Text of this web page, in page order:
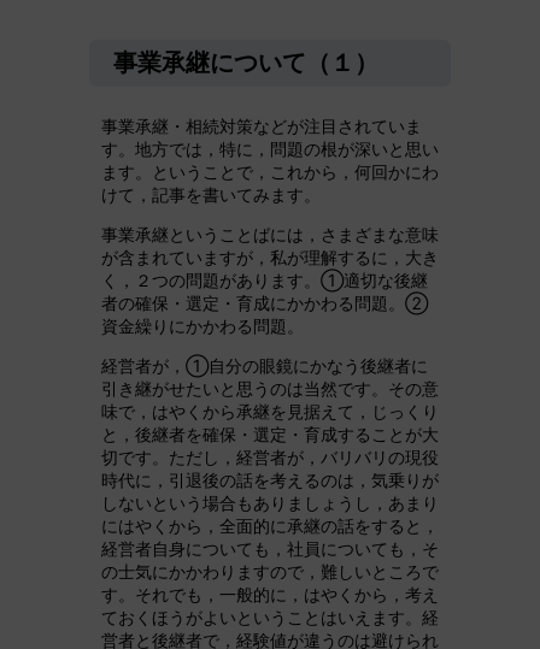
事業承継について（１）
事業承継・相続対策などが注目されていま
す。地方では，特に，問題の根が深いと思い
ます。ということで，これから，何回かにわ
けて，記事を書いてみます。
事業承継ということばには，さまざまな意味
が含まれていますが，私が理解するに，大き
く，２つの問題があります。①適切な後継
者の確保・選定・育成にかかわる問題。②
資金繰りにかかわる問題。
経営者が，①自分の眼鏡にかなう後継者に
引き継がせたいと思うのは当然です。その意
味で，はやくから承継を見据えて，じっくり
と，後継者を確保・選定・育成することが大
切です。ただし，経営者が，バリバリの現役
時代に，引退後の話を考えるのは，気乗りが
しないという場合もありましょうし，あまり
にはやくから，全面的に承継の話をすると，
経営者自身についても，社員についても，そ
の士気にかかわりますので，難しいところで
す。それでも，一般的に，はやくから，考え
ておくほうがよいということはいえます。経
営者と後継者で，経験値が違うのは避けられ